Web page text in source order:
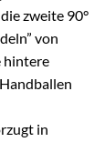
zweite 90°
von
hintere
in